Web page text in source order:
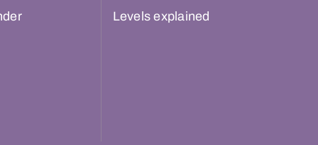
Levels explained